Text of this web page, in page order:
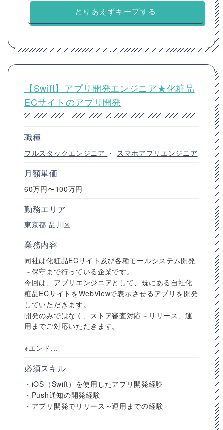
とりあえずキープする
【Swift】アプリ開発エンジニア★化粧品
ECサイトのアプリ開発
職種
フルスタックエンジニア ・ スマホアプリエンジニア
月額単価
60万円〜100万円
勤務エリア
東京都 品川区
業務内容
同社は化粧品ECサイト及び各種モールシステム開発
～保守まで行っている企業です。
今回は、アプリエンジニアとして、既にある自社化
粧品ECサイトをWebViewで表示させるアプリを開発
していただきます。
開発のみではなく、ストア審査対応～リリース、運
用までご対応いただきます。
※エンド...
必須スキル
・iOS（Swift）を使用したアプリ開発経験
・Push通知の開発経験
・アプリ開発でリリース～運用までの経験